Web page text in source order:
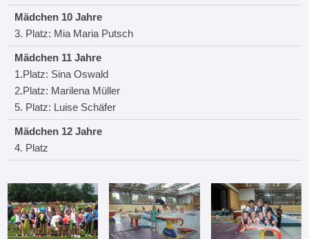
Mädchen 10 Jahre
3. Platz: Mia Maria Putsch
Mädchen 11 Jahre
1.Platz: Sina Oswald
2.Platz: Marilena Müller
5. Platz: Luise Schäfer
Mädchen 12 Jahre
4. Platz